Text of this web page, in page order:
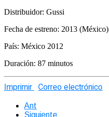
Distribuidor: Gussi
Fecha de estreno: 2013 (México)
País: México 2012
Duración: 87 minutos
Imprimir Correo electrónico
Ant
Siguiente